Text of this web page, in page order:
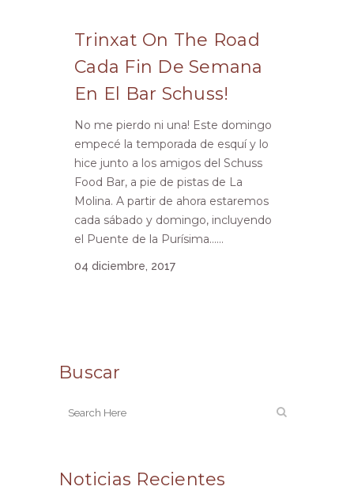
Trinxat On The Road
Cada Fin De Semana
En El Bar Schuss!
No me pierdo ni una! Este domingo
empecé la temporada de esquí y lo
hice junto a los amigos del Schuss
Food Bar, a pie de pistas de La
Molina. A partir de ahora estaremos
cada sábado y domingo, incluyendo
el Puente de la Purísima......
04 diciembre, 2017
Buscar
Noticias Recientes